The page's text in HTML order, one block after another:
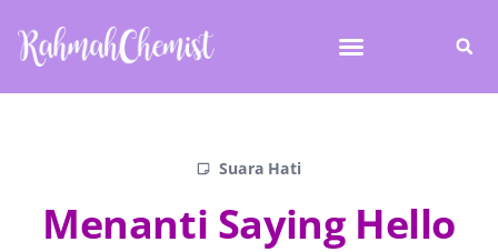
Suara Hati
Menanti Saying Hello